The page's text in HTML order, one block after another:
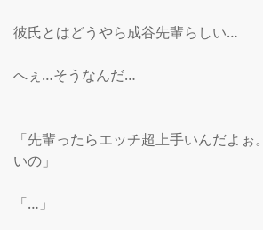
彼氏とはどうやら成谷先輩らしい…
へぇ…そうなんだ…
「先輩ったらエッチ超上手いんだよ
いの」
「…」